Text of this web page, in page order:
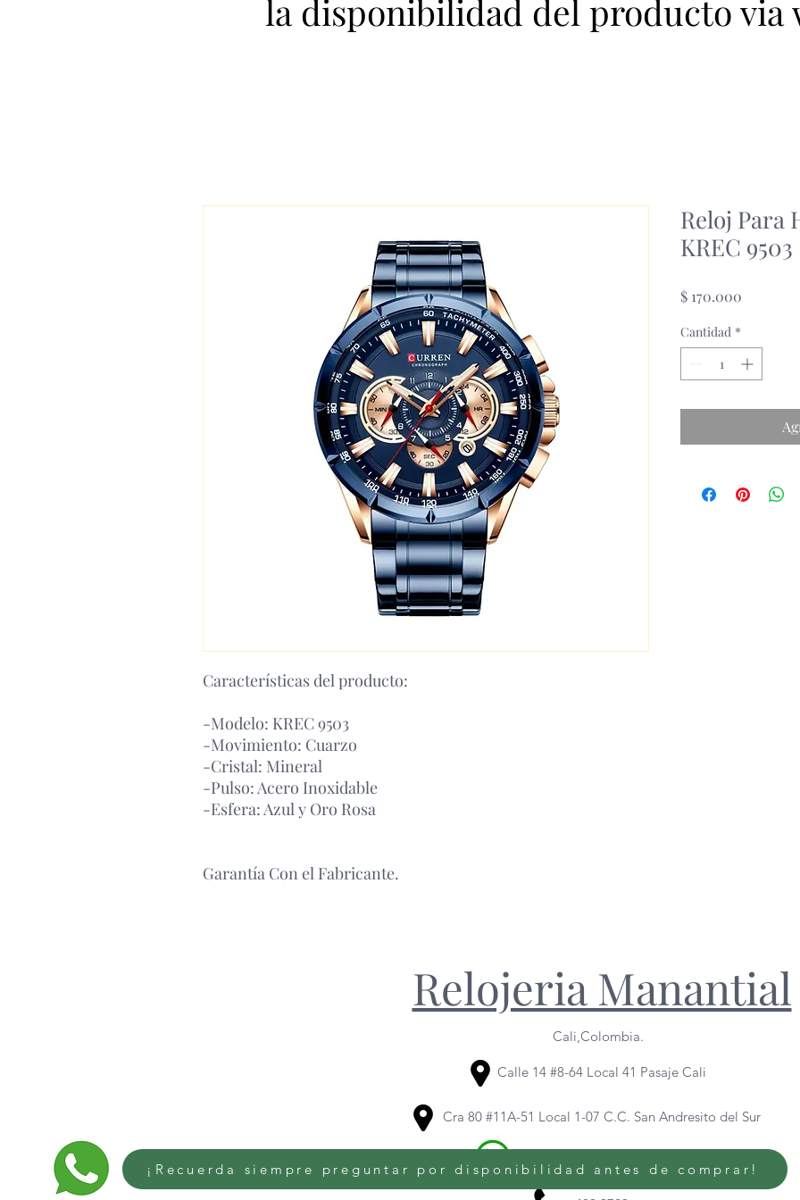
la disponibilidad del producto via
Características del producto:
-Modelo: KREC 9503
-Movimiento: Cuarzo
-Cristal: Mineral
-Pulso: Acero Inoxidable
-Esfera: Azul y Oro Rosa
Garantía Con el Fabricante.
Reloj Para
KREC 9503
$ 170.000
Cantidad *
¡Recuerda siempre preguntar por disponibilidad antes de comprar!
Relojeria Manantial
Cali,Colombia.
Calle 14 #8-64 Local 41 Pasaje Cali
Cra 80 #11A-51 Local 1-07 C.C. San Andresito del Sur